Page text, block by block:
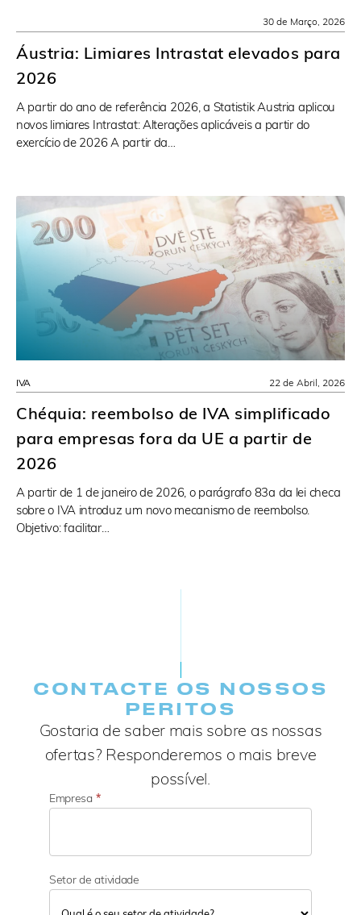
Áustria: Limiares Intrastat elevados para
2026
A partir do ano de referência 2026, a Statistik Austria aplicou
novos limiares Intrastat: Alterações aplicáveis a partir do
exercício de 2026 A partir da…
30 de Março, 2026
IVA
Chéquia: reembolso de IVA simplificado
para empresas fora da UE a partir de
2026
A partir de 1 de janeiro de 2026, o parágrafo 83a da lei checa
sobre o IVA introduz um novo mecanismo de reembolso.
Objetivo: facilitar…
22 de Abril, 2026
CONTACTE OS NOSSOS
PERITOS
Gostaria de saber mais sobre as nossas
ofertas? Responderemos o mais breve
possível.
Empresa *
Setor de atividade